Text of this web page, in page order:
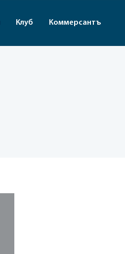
Клуб Коммерсантъ